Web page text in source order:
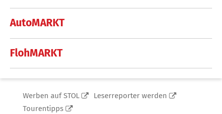
AutoMARKT
FlohMARKT
Werben auf STOL
Leserreporter werden
Tourentipps